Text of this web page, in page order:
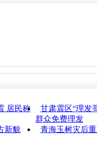
居民称
甘肃震区“理发
群众免费理发
新貌
青海玉树灾后